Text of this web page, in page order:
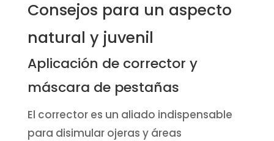
Consejos para un aspecto
natural y juvenil
Aplicación de corrector y
máscara de pestañas
El corrector es un aliado indispensable
para disimular ojeras y áreas